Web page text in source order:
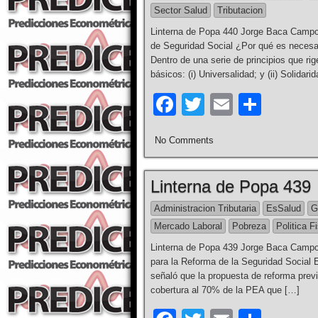
o
k
Sector Salud
Tributacion
Linterna de Popa 440 Jorge Baca
de Seguridad Social ¿Por qué es
Dentro de una serie de principios que
básicos: (i) Universalidad; y (ii)
F
c
e
b
o
o
k
T
tt
er
E
e
No Comments
Linterna de Popa 439
Administracion Tributaria EsSalud
Mercado Laboral
Pobreza Politica
Linterna de Popa 439 Jorge Baca
para la Reforma de la Seguridad
señaló que la propuesta de reforma
cobertura al 70% de la PEA que […]